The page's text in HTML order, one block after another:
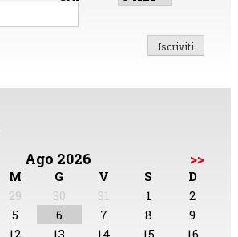
Ago 2026 >>
M G V S
D
29 30 31 1
2
5 6 7 8
9
12 13 14 15 16